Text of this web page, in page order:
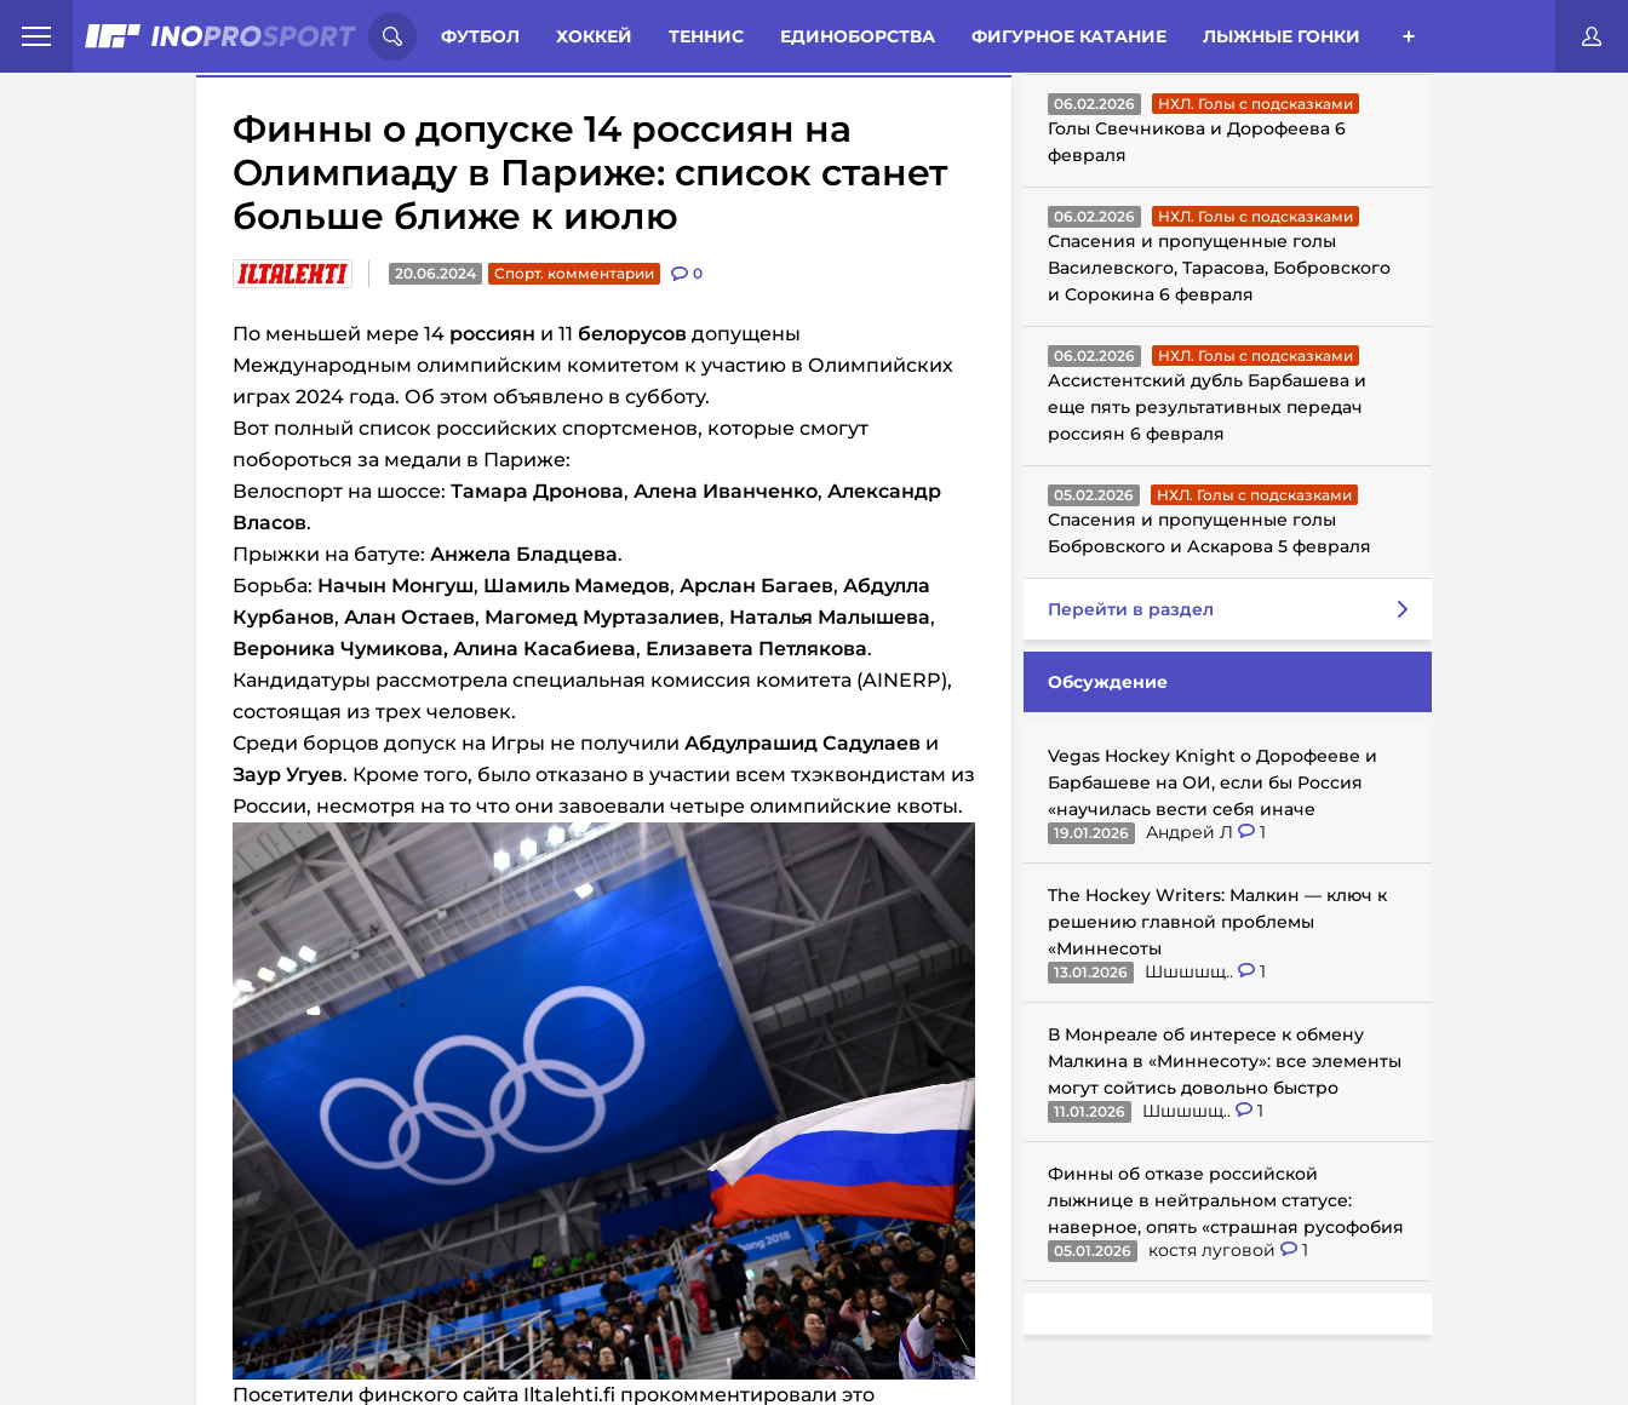
ФУТБОЛ ХОККЕЙ ТЕННИС ЕДИНОБОРСТВА ФИГУРНОЕ КАТАНИЕ ЛЫЖНЫЕ ГОНКИ
Иностранцы о спорте России: Статьи Комменты Новости
Финны о допуске 14 россиян на
Олимпиаду в Париже: список станет
больше ближе к июлю
20.06.2024 Спорт. комментарии 0
По меньшей мере 14 россиян и 11 белорусов допущены
Международным олимпийским комитетом к участию в Олимпийских
играх 2024 года. Об этом объявлено в субботу.
Вот полный список российских спортсменов, которые смогут
побороться за медали в Париже:
Велоспорт на шоссе: Тамара Дронова, Алена Иванченко, Александр
Власов.
Прыжки на батуте: Анжела Бладцева.
Борьба: Начын Монгуш, Шамиль Мамедов, Арслан Багаев, Абдулла
Курбанов, Алан Остаев, Магомед Муртазалиев, Наталья Малышева,
Вероника Чумикова, Алина Касабиева, Елизавета Петлякова.
Кандидатуры рассмотрела специальная комиссия комитета (AINERP),
состоящая из трех человек.
Среди борцов допуск на Игры не получили Абдулрашид Садулаев и
Заур Угуев. Кроме того, было отказано в участии всем тхэквондистам из
России, несмотря на то что они завоевали четыре олимпийские квоты.
Посетители финского сайта Iltalehti.fi прокомментировали это
ГОЛЫ С ПОДСКАЗКАМИ
06.02.2026 НХЛ. Голы с подсказками
Голы Свечникова и Дорофеева 6
февраля
06.02.2026 НХЛ. Голы с подсказками
Спасения и пропущенные голы
Василевского, Тарасова, Бобровского
и Сорокина 6 февраля
06.02.2026 НХЛ. Голы с подсказками
Ассистентский дубль Барбашева и
еще пять результативных передач
россиян 6 февраля
05.02.2026 НХЛ. Голы с подсказками
Спасения и пропущенные голы
Бобровского и Аскарова 5 февраля
Перейти в раздел
Обсуждение
Vegas Hockey Knight о Дорофееве и
Барбашеве на ОИ, если бы Россия
«научилась вести себя иначе
19.01.2026 Андрей Л 1
The Hockey Writers: Малкин — ключ к
решению главной проблемы
«Миннесоты
13.01.2026 Шшшшщ.. 1
В Монреале об интересе к обмену
Малкина в «Миннесоту»: все элементы
могут сойтись довольно быстро
11.01.2026 Шшшшщ.. 1
Финны об отказе российской
лыжнице в нейтральном статусе:
наверное, опять «страшная русофобия
05.01.2026 костя луговой 1